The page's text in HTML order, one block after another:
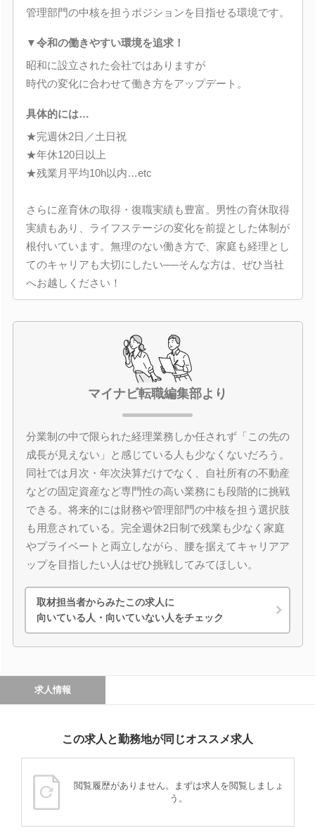
管理部門の中核を担うポジションを目指せる環境です。
▼令和の働きやすい環境を追求！
昭和に設立された会社ではありますが
時代の変化に合わせて働き方をアップデート。
具体的には…
★完週休2日／土日祝
★年休120日以上
★残業月平均10h以内…etc
さらに産育休の取得・復職実績も豊富。男性の育休取得
実績もあり、ライフステージの変化を前提とした体制が
根付いています。無理のない働き方で、家庭も経理とし
てのキャリアも大切にしたい──そんな方は、ぜひ当社
へお越しください！
マイナビ転職編集部より
分業制の中で限られた経理業務しか任されず「この先の
成長が見えない」と感じている人も少なくないだろう。
同社では月次・年次決算だけでなく、自社所有の不動産
などの固定資産など専門性の高い業務にも段階的に挑戦
できる。将来的には財務や管理部門の中核を担う選択肢
も用意されている。完全週休2日制で残業も少なく家庭
やプライベートと両立しながら、腰を据えてキャリアア
ップを目指したい人はぜひ挑戦してみてほしい。
取材担当者からみたこの求人に
向いている人・向いていない人をチェック
求人情報
この求人と勤務地が同じオススメ求人
閲覧履歴がありません。まずは求人を閲覧しましょ
う。